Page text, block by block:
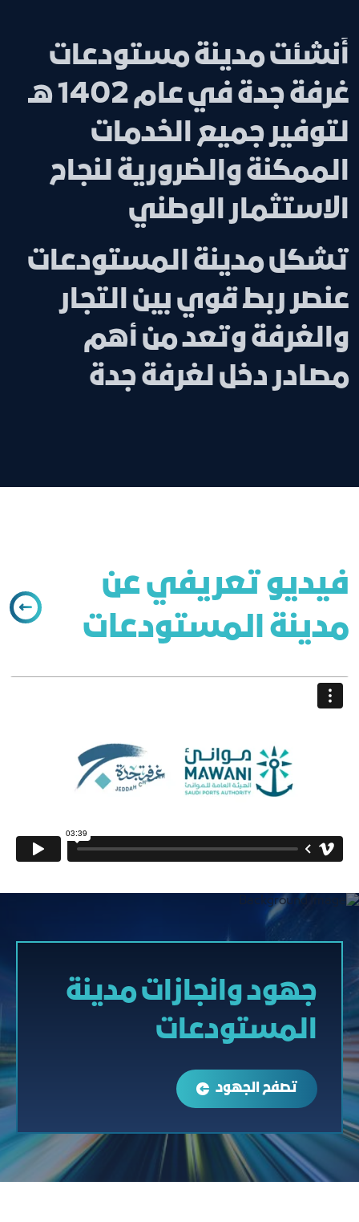
أُنشئت مدينة مستودعات
غرفة جدة في عام 1402 هـ
لتوفير جميع الخدمات
الممكنة والضرورية لنجاح
الاستثمار الوطني
تشكل مدينة المستودعات
عنصر ربط قوي بين التجار
والغرفة وتعد من أهم
مصادر دخل لغرفة جدة
فيديو تعريفي عن
مدينة المستودعات
جهود وانجازات مدينة
المستودعات
تصفح الجهود